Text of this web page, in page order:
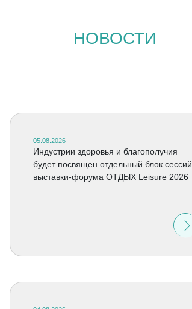
НОВОСТИ
05.08.2026
Индустрии здоровья и благополучия
будет посвящен отдельный блок сессий
выставки-форума ОТДЫХ Leisure 2026